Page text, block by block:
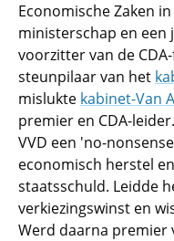
Economische Zaken
ministerschap en een
voorzitter van de
steunpilaar van het
mislukte kabinet-Van
premier en CDA-
VVD een 'no-
economisch herstel
staatsschuld. Leidde
verkiezingswinst en
Werd daarna premier